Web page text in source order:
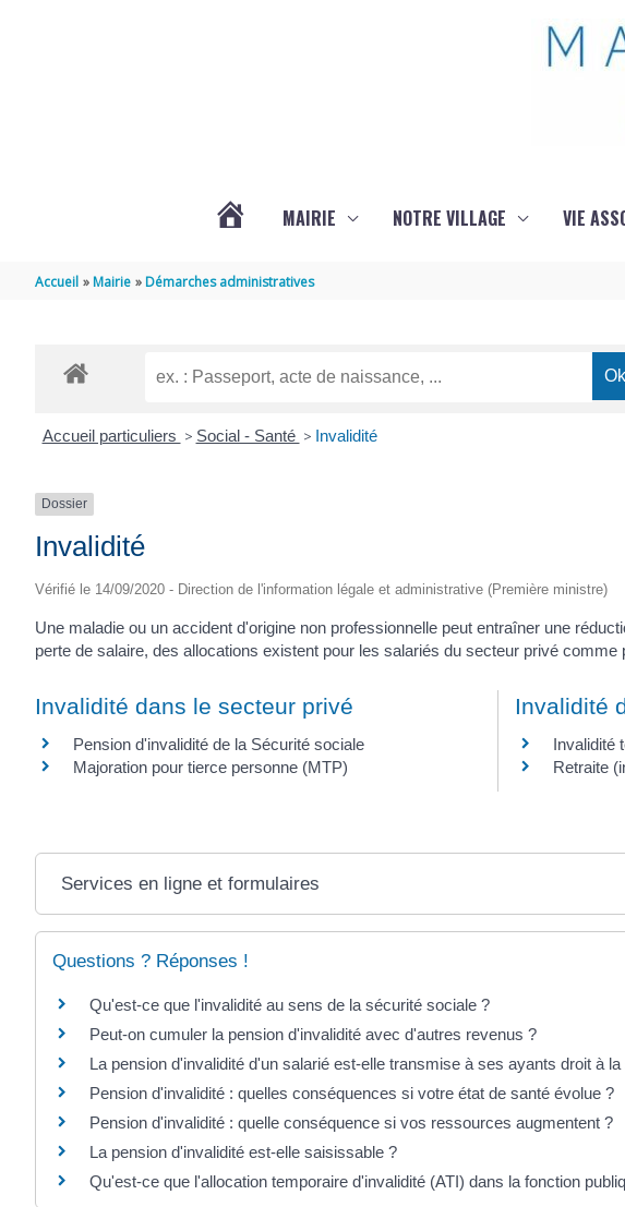
MARSILLY
MAIRIE NOTRE VILLAGE VIE
Accueil Mairie Démarches administratives
Accueil particuliers > Social - Santé > Invalidité
Dossier
Invalidité
Vérifié le 14/09/2020 - Direction de l'information légale et administrative (Première ministre)
Une maladie ou un accident d'origine non professionnelle peut entraîner une
perte de salaire, des allocations existent pour les salariés du secteur privé comme
Invalidité dans le secteur privé
Pension d'invalidité de la Sécurité sociale
Majoration pour tierce personne (MTP)
Invalidité
Invalidité
Retraite
Services en ligne et formulaires
Questions ? Réponses !
Qu'est-ce que l'invalidité au sens de la sécurité sociale ?
Peut-on cumuler la pension d'invalidité avec d'autres revenus ?
La pension d'invalidité d'un salarié est-elle transmise à ses ayants droit à
Pension d'invalidité : quelles conséquences si votre état de santé évolue ?
Pension d'invalidité : quelle conséquence si vos ressources augmentent ?
La pension d'invalidité est-elle saisissable ?
Qu'est-ce que l'allocation temporaire d'invalidité (ATI) dans la fonction